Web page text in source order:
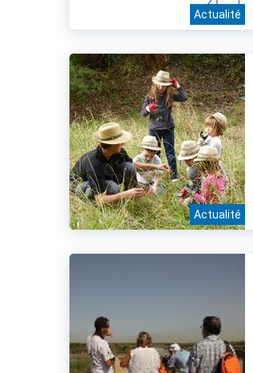
Actualité
Actualité